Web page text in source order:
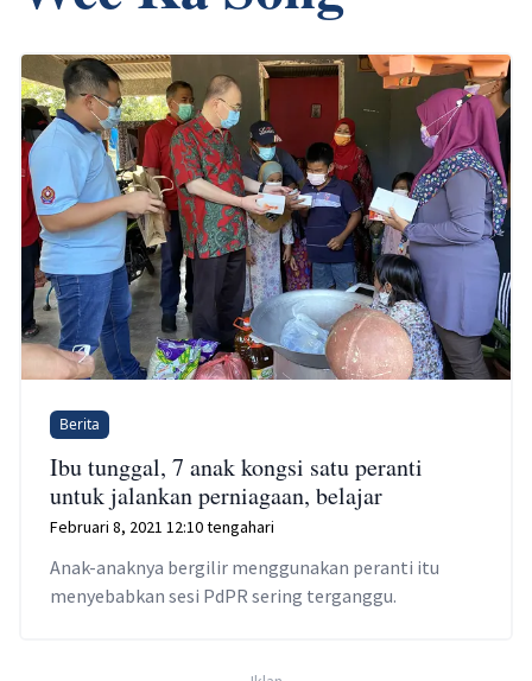
Berita
Ibu tunggal, 7 anak kongsi satu peranti
untuk jalankan perniagaan, belajar
Februari 8, 2021 12:10 tengahari
Anak-anaknya bergilir menggunakan peranti itu
menyebabkan sesi PdPR sering terganggu.